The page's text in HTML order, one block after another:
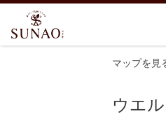
マップを見
ウエ